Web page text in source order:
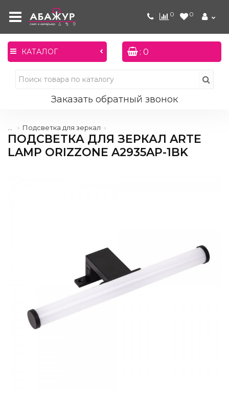
0 0
КАТАЛОГ : 0
Заказать обратный звонок
Подсветка для зеркал
ПОДСВЕТКА ДЛЯ ЗЕРКАЛ ARTE
LAMP ORIZZONE A2935AP-1BK